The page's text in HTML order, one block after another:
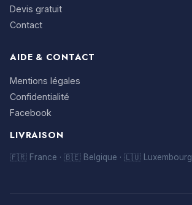
Devis gratuit
Contact
AIDE & CONTACT
Mentions légales
Confidentialité
Facebook
LIVRAISON
🇫🇷 France · 🇧🇪 Belgique · 🇱🇺 Luxembourg